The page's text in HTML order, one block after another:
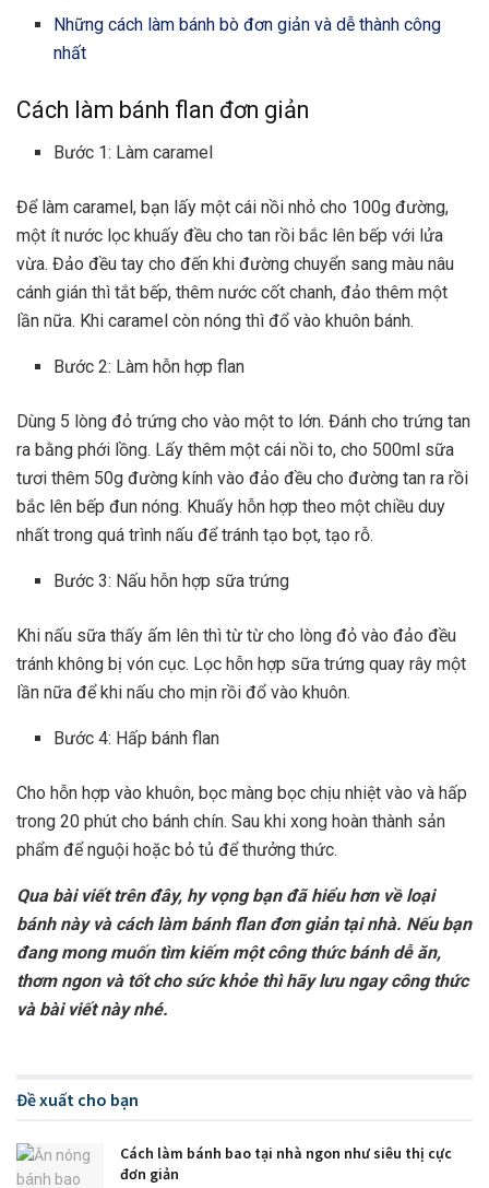
Những cách làm bánh bò đơn giản và dễ thành công
nhất
Cách làm bánh flan đơn giản
Bước 1: Làm caramel
Để làm caramel, bạn lấy một cái nồi nhỏ cho 100g đường,
một ít nước lọc khuấy đều cho tan rồi bắc lên bếp với lửa
vừa. Đảo đều tay cho đến khi đường chuyển sang màu nâu
cánh gián thì tắt bếp, thêm nước cốt chanh, đảo thêm một
lần nữa. Khi caramel còn nóng thì đổ vào khuôn bánh.
Bước 2: Làm hỗn hợp flan
Dùng 5 lòng đỏ trứng cho vào một to lớn. Đánh cho trứng tan
ra bằng phới lồng. Lấy thêm một cái nồi to, cho 500ml sữa
tươi thêm 50g đường kính vào đảo đều cho đường tan ra rồi
bắc lên bếp đun nóng. Khuấy hỗn hợp theo một chiều duy
nhất trong quá trình nấu để tránh tạo bọt, tạo rỗ.
Bước 3: Nấu hỗn hợp sữa trứng
Khi nấu sữa thấy ấm lên thì từ từ cho lòng đỏ vào đảo đều
tránh không bị vón cục. Lọc hỗn hợp sữa trứng quay rây một
lần nữa để khi nấu cho mịn rồi đổ vào khuôn.
Bước 4: Hấp bánh flan
Cho hỗn hợp vào khuôn, bọc màng bọc chịu nhiệt vào và hấp
trong 20 phút cho bánh chín. Sau khi xong hoàn thành sản
phẩm để nguội hoặc bỏ tủ để thưởng thức.
Qua bài viết trên đây, hy vọng bạn đã hiểu hơn về loại
bánh này và cách làm bánh flan đơn giản tại nhà. Nếu bạn
đang mong muốn tìm kiếm một công thức bánh dễ ăn,
thơm ngon và tốt cho sức khỏe thì hãy lưu ngay công thức
và bài viết này nhé.
Đề xuất cho bạn
Cách làm bánh bao tại nhà ngon như siêu thị cực
đơn giản